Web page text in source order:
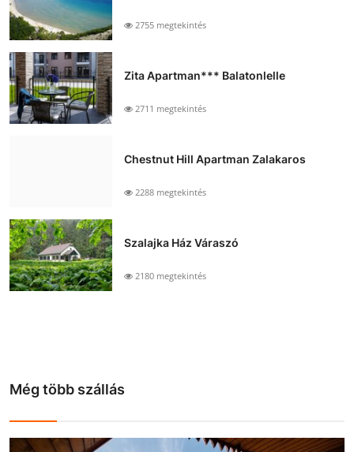
2755 megtekintés
Zita Apartman*** Balatonlelle
2711 megtekintés
Chestnut Hill Apartman Zalakaros
2288 megtekintés
Szalajka Ház Váraszó
2180 megtekintés
Még több szállás